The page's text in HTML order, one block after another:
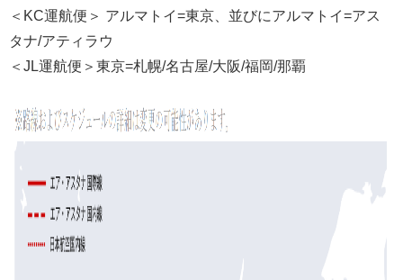
＜KC運航便＞ アルマトイ=東京、並びにアルマトイ=アス
タナ/アティラウ
＜JL運航便＞東京=札幌/名古屋/大阪/福岡/那覇